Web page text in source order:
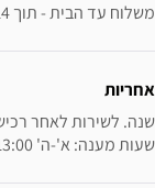
משלוח עד הבית - תוך 10-14 יום
אחריות
שעות מענה: א'-ה' 08:30-13:00